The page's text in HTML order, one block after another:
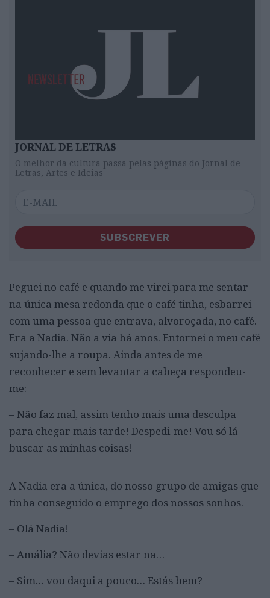
JORNAL DE LETRAS
O melhor da cultura passa pelas páginas do Jornal de
Letras, Artes e Ideias
SUBSCREVER
Peguei no café e quando me virei para me sentar
na única mesa redonda que o café tinha, esbarrei
com uma pessoa que entrava, alvoroçada, no café.
Era a Nadia. Não a via há anos. Entornei o meu café
sujando-lhe a roupa. Ainda antes de me
reconhecer e sem levantar a cabeça respondeu-
me:
– Não faz mal, assim tenho mais uma desculpa
para chegar mais tarde! Despedi-me! Vou só lá
buscar as minhas coisas!
A Nadia era a única, do nosso grupo de amigas que
tinha conseguido o emprego dos nossos sonhos.
– Olá Nadia!
– Amália? Não devias estar na…
– Sim… vou daqui a pouco… Estás bem?